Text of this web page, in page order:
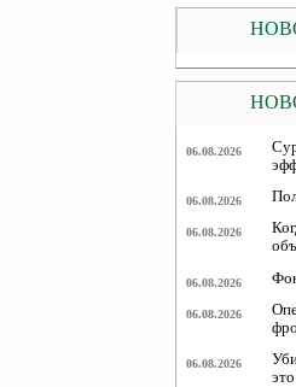
06.08.2026
06.08.2026
06.08.2026
06.08.2026
06.08.2026
06.08.2026